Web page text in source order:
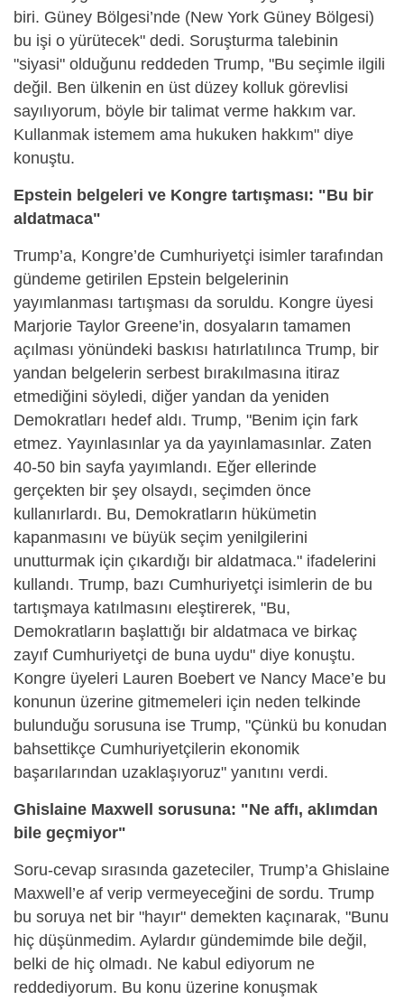
biri. Güney Bölgesi’nde (New York Güney Bölgesi)
bu işi o yürütecek" dedi. Soruşturma talebinin
"siyasi" olduğunu reddeden Trump, "Bu seçimle ilgili
değil. Ben ülkenin en üst düzey kolluk görevlisi
sayılıyorum, böyle bir talimat verme hakkım var.
Kullanmak istemem ama hukuken hakkım" diye
konuştu.
Epstein belgeleri ve Kongre tartışması: "Bu bir
aldatmaca"
Trump’a, Kongre’de Cumhuriyetçi isimler tarafından
gündeme getirilen Epstein belgelerinin
yayımlanması tartışması da soruldu. Kongre üyesi
Marjorie Taylor Greene’in, dosyaların tamamen
açılması yönündeki baskısı hatırlatılınca Trump, bir
yandan belgelerin serbest bırakılmasına itiraz
etmediğini söyledi, diğer yandan da yeniden
Demokratları hedef aldı. Trump, "Benim için fark
etmez. Yayınlasınlar ya da yayınlamasınlar. Zaten
40-50 bin sayfa yayımlandı. Eğer ellerinde
gerçekten bir şey olsaydı, seçimden önce
kullanırlardı. Bu, Demokratların hükümetin
kapanmasını ve büyük seçim yenilgilerini
unutturmak için çıkardığı bir aldatmaca." ifadelerini
kullandı. Trump, bazı Cumhuriyetçi isimlerin de bu
tartışmaya katılmasını eleştirerek, "Bu,
Demokratların başlattığı bir aldatmaca ve birkaç
zayıf Cumhuriyetçi de buna uydu" diye konuştu.
Kongre üyeleri Lauren Boebert ve Nancy Mace’e bu
konunun üzerine gitmemeleri için neden telkinde
bulunduğu sorusuna ise Trump, "Çünkü bu konudan
bahsettikçe Cumhuriyetçilerin ekonomik
başarılarından uzaklaşıyoruz" yanıtını verdi.
Ghislaine Maxwell sorusuna: "Ne affı, aklımdan
bile geçmiyor"
Soru-cevap sırasında gazeteciler, Trump’a Ghislaine
Maxwell’e af verip vermeyeceğini de sordu. Trump
bu soruya net bir "hayır" demekten kaçınarak, "Bunu
hiç düşünmedim. Aylardır gündemimde bile değil,
belki de hiç olmadı. Ne kabul ediyorum ne
reddediyorum. Bu konu üzerine konuşmak